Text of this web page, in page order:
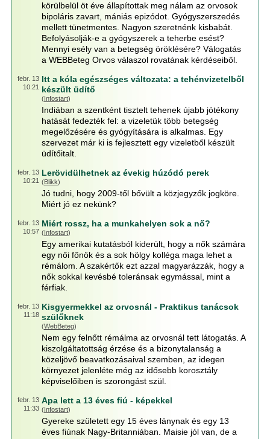
körülbelül öt éve állapítottak meg nálam az orvosok
bipoláris zavart, mániás epizódot. Gyógyszerszedés
mellett tünetmentes. Nagyon szeretnénk kisbabát.
Befolyásolják-e a gyógyszerek a teherbe esést?
Mennyi esély van a betegség öröklésére? Válogatás
a WEBBeteg Orvos válaszol rovatának kérdéseiből.
febr. 13
10:21
Itt a kóla egészséges változata: a tehénvizetelből
készült üdítő
(Infostart)
Indiában a szentként tisztelt tehenek újabb jótékony
hatását fedezték fel: a vizeletük több betegség
megelőzésére és gyógyítására is alkalmas. Egy
szervezet már ki is fejlesztett egy vizeletből készült
üdítőitalt.
febr. 13
10:21
Lerövidülhetnek az évekig húzódó perek
(Blikk)
Jó tudni, hogy 2009-től bővült a közjegyzők jogköre.
Miért jó ez nekünk?
febr. 13
10:57
Miért rossz, ha a munkahelyen sok a nő?
(Infostart)
Egy amerikai kutatásból kiderült, hogy a nők számára
egy női főnök és a sok hölgy kolléga maga lehet a
rémálom. A szakértők ezt azzal magyarázzák, hogy a
nők sokkal kevésbé toleránsak egymással, mint a
férfiak.
febr. 13
11:18
Kisgyermekkel az orvosnál - Praktikus tanácsok
szülőknek
(WebBeteg)
Nem egy felnőtt rémálma az orvosnál tett látogatás. A
kiszolgáltatottság érzése és a bizonytalanság a
közeljövő beavatkozásaival szemben, az idegen
környezet jelenléte még az idősebb korosztály
képviselőiben is szorongást szül.
febr. 13
11:33
Apa lett a 13 éves fiú - képekkel
(Infostart)
Gyereke született egy 15 éves lánynak és egy 13
éves fiúnak Nagy-Britanniában. Maisie jól van, de a